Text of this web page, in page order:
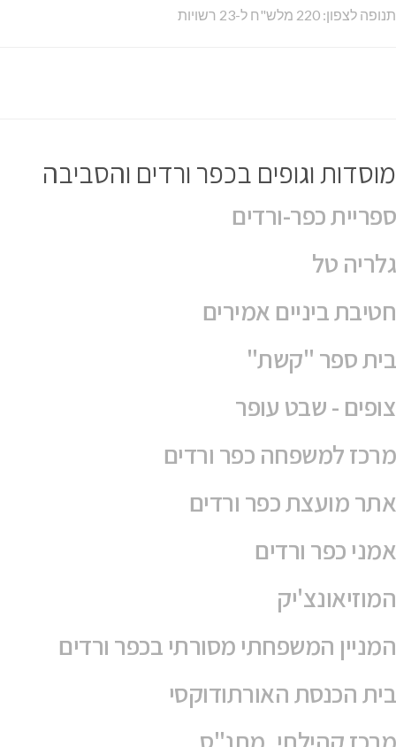
תנופה לצפון: 220 מלש"ח ל-23 רשויות
מוסדות וגופים בכפר ורדים והסביבה
ספריית כפר-ורדים
גלריה טל
חטיבת ביניים אמירים
בית ספר "קשת"
צופים - שבט עופר
מרכז למשפחה כפר ורדים
אתר מועצת כפר ורדים
אמני כפר ורדים
המוזיאונצ'יק
המניין המשפחתי מסורתי בכפר ורדים
בית הכנסת האורתודוקסי